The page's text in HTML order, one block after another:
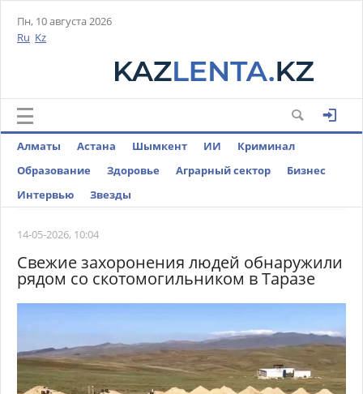
Пн, 10 августа 2026
Ru Kz
Алматы Астана Шымкент ИИ
Криминал
Образование
Здоровье Аграрный сектор
Бизнес
Интервью
Звезды
14-05-2026, 10:04
Свежие захоронения людей обнаружили
рядом со скотомогильником в Таразе